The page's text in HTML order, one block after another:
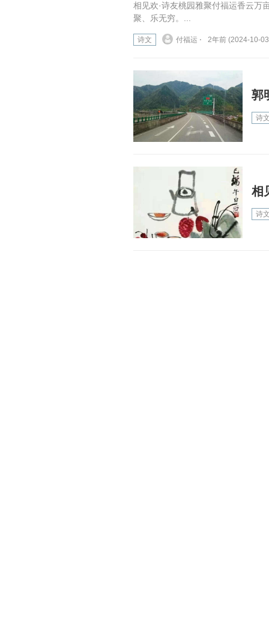
相见欢·诗友桃园雅聚付福运香云万
聚、乐无穷。...
诗文 付福运 ⋅ 2年前 (2024-10-
郭
诗
相
诗